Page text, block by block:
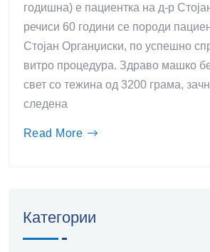
годишна) е пациентка на д-р
речиси 60 години се породи
Стојан Органџиски, по успешно
витро процедура. Здраво машко
свет со тежина од 3200 грама,
следена
Read More
Категории